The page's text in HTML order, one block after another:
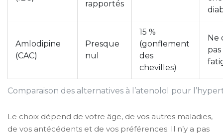
Comparaison des alternatives à l’atenolol pour
rapportés
Amlodipine
(CAC)
Presque
nul
15 %
(gonflement
des
chevilles)
Ne
Le choix dépend de votre âge, de vos autres maladies,
de vos antécédents et de vos préférences. Il n’y a pas